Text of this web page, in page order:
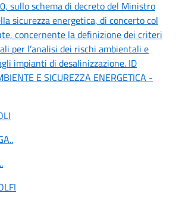
sullo schema di decreto del Ministro
sicurezza energetica, di concerto col
concernente la definizione dei criteri
per l’analisi dei rischi ambientali e
impianti di desalinizzazione. ID
E SICUREZZA ENERGETICA -
..
..